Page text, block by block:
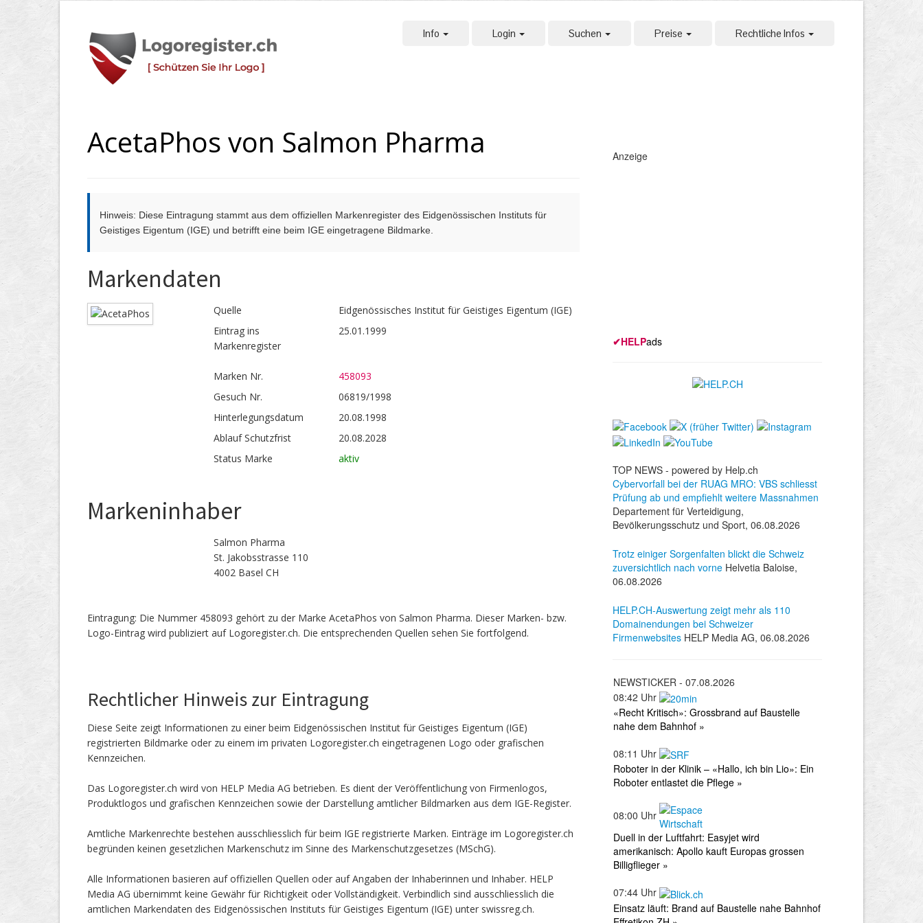
Info Login Suchen Preise Rechtliche Infos
AcetaPhos von Salmon Pharma
Hinweis: Diese Eintragung stammt aus dem offiziellen Markenregister des Eidgenössischen Instituts für
Geistiges Eigentum (IGE) und betrifft eine beim IGE eingetragene Bildmarke.
Markendaten
Quelle
Eidgenössisches Institut für Geistiges Eigentum (IGE)
Eintrag ins
Markenregister
25.01.1999
Marken Nr.
458093
Gesuch Nr.
06819/1998
Hinterlegungs­datum
20.08.1998
Ablauf Schutzfrist
20.08.2028
Status Marke
aktiv
Markeninhaber
Salmon Pharma
St. Jakobsstrasse 110
4002 Basel CH
Eintragung: Die Nummer 458093 gehört zu der Marke AcetaPhos von Salmon Pharma. Dieser Marken- bzw.
Logo-Eintrag wird publiziert auf Logoregister.ch. Die entsprechenden Quellen sehen Sie fortfolgend.
Rechtlicher Hinweis zur Eintragung
Diese Seite zeigt Informationen zu einer beim Eidgenössischen Institut für Geistiges Eigentum (IGE)
registrierten Bildmarke oder zu einem im privaten Logoregister.ch eingetragenen Logo oder grafischen
Kennzeichen.
Das Logoregister.ch wird von HELP Media AG betrieben. Es dient der Veröffentlichung von Firmenlogos,
Produktlogos und grafischen Kennzeichen sowie der Darstellung amtlicher Bildmarken aus dem IGE-Register.
Amtliche Markenrechte bestehen ausschliesslich für beim IGE registrierte Marken. Einträge im Logoregister.ch
begründen keinen gesetzlichen Markenschutz im Sinne des Markenschutzgesetzes (MSchG).
Alle Informationen basieren auf offiziellen Quellen oder auf Angaben der Inhaberinnen und Inhaber. HELP
Media AG übernimmt keine Gewähr für Richtigkeit oder Vollständigkeit. Verbindlich sind ausschliesslich die
amtlichen Markendaten des Eidgenössischen Instituts für Geistiges Eigentum (IGE) unter swissreg.ch.